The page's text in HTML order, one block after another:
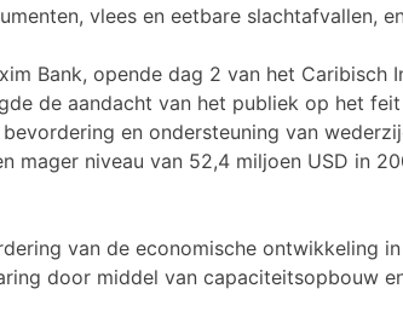
vlees en eetbare slachtafvallen,
Bank, opende dag 2 van het
de aandacht van het publiek op het
en ondersteuning van
mager niveau van 52,4 miljoen USD in
van de economische ontwikkeling
door middel van capaciteitsopbouw